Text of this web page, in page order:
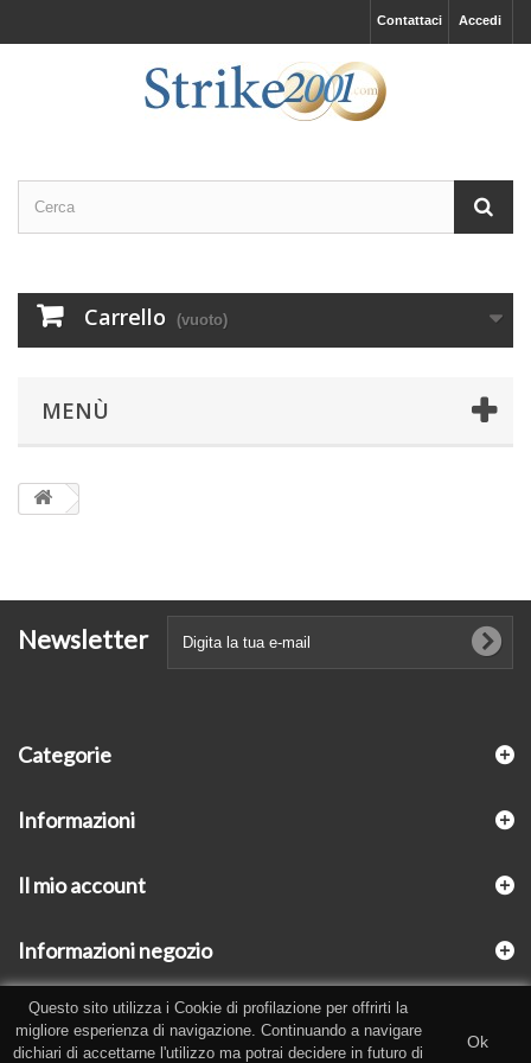
Accedi
Contattaci
Carrello (vuoto)
MENÙ
Newsletter
Categorie
Informazioni
Il mio account
Informazioni negozio
Questo sito utilizza i Cookie di profilazione per offrirti la
migliore esperienza di navigazione. Continuando a navigare
dichiari di accettarne l'utilizzo ma potrai decidere in futuro di
Ok